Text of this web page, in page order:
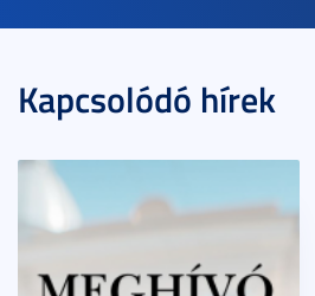
Kapcsolódó hírek